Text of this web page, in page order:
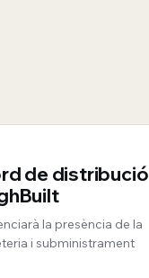
de distribució
la presència de la
i subministrament